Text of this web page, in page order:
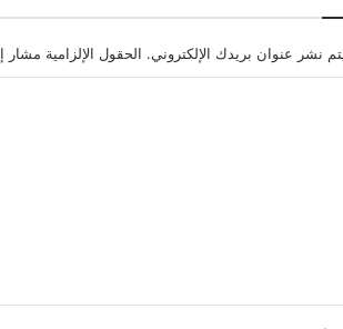
نشر عنوان بريدك الإلكتروني. الحقول الإلزامية مشار